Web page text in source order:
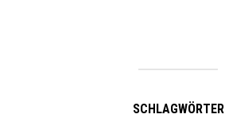
SCHLAGWÖRTER